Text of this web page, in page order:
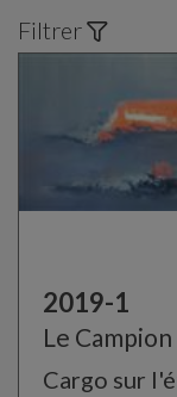
Filtrer
2019-1
Le
Cargo sur